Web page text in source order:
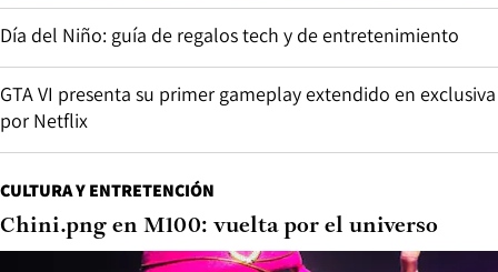
Día del Niño: guía de regalos tech y de entretenimiento
GTA VI presenta su primer gameplay extendido en exclusiva
por Netflix
CULTURA Y ENTRETENCIÓN
Chini.png en M100: vuelta por el universo